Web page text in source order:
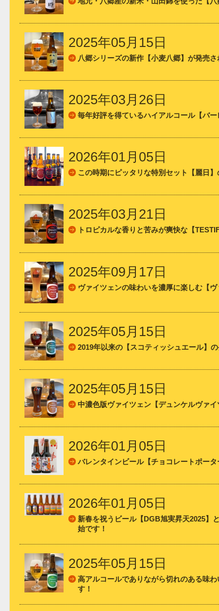
2025年05月15日
八郷シリーズの新作【小麦八郷】が発売
2025年03月26日
毎年好評を得ているハイアルコール【バ
2026年01月05日
この時期にピッタリな特別セット【麗日
2025年03月21日
トロピカルな香りと苦みが爽快な【
2025年09月17日
ヴァイツェンの味わいを濃厚に楽しむ【
2025年05月15日
2019年以来の【スコティッシュエール】
2025年05月15日
中濃色版ヴァイツェン【デュンケルヴァ
2026年01月05日
バレンタインビール【チョコレートポー
2026年01月05日
新春を祝うビール【DGB旭実昇天2025】
始です！
2025年05月15日
高アルコールでありながら切れのある味
す！